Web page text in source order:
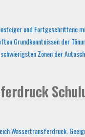
und Fortgeschrittene
Grundkenntnissen der
Zonen der
Wassertransferdruck.